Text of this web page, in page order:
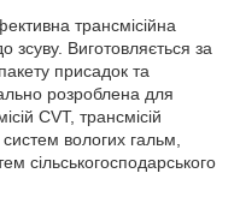
трансмісійна
зсуву. Виготовляється за
присадок та
розроблена для
CVT, трансмісій
вологих гальм,
сільськогосподарського